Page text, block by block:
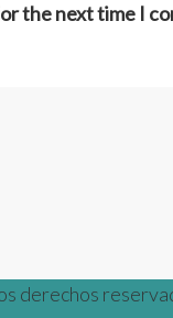
the next time I
derechos